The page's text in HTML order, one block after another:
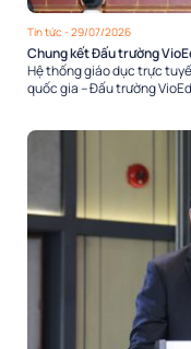
Tin tức - 29/07/2026
Chung kết Đấu trường
Hệ thống giáo dục trực
quốc gia – Đấu trường